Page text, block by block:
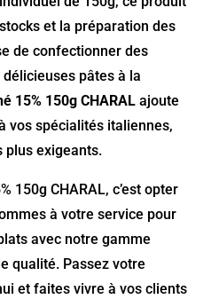
et la préparation des
de confectionner des
pâtes à la
15% 150g CHARAL ajoute
vos spécialités italiennes,
plus exigeants.
150g CHARAL, c’est opter
à votre service pour
avec notre gamme
qualité. Passez votre
et faites vivre à vos clients